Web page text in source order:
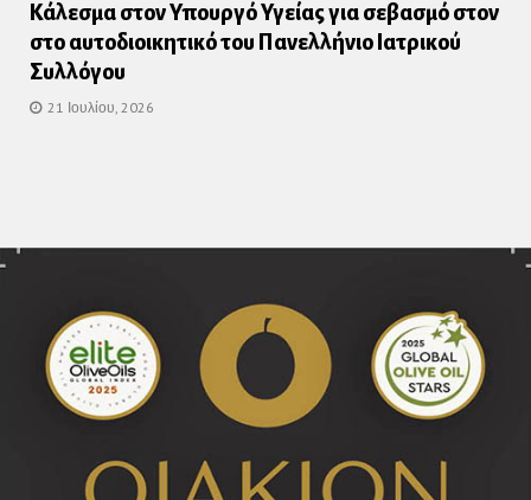
Κάλεσμα στον Υπουργό Υγείας για σεβασμό στον
στο αυτοδιοικητικό του Πανελλήνιο Ιατρικού
Συλλόγου
21 Ιουλίου, 2026